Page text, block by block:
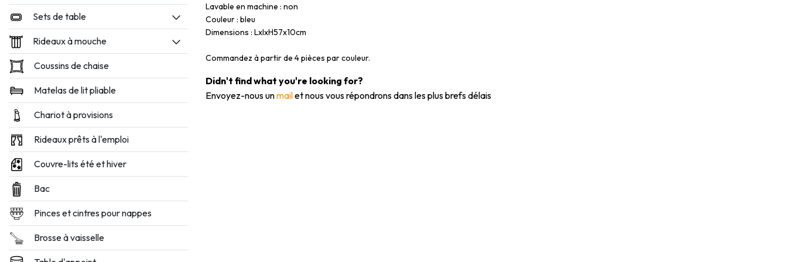
Sets de table
Rideaux à mouche
Coussins de chaise
Matelas de lit pliable
Chariot à provisions
Rideaux prêts à l'emploi
Couvre-lits été et hiver
Bac
Pinces et cintres pour nappes
Brosse à vaisselle
Lavable en machine : non
Couleur : bleu
Dimensions : LxlxH57x10cm
Commandez à partir de 4 pièces par couleur.
Didn't find what you're looking for?
Envoyez-nous unmailet nous vous répondrons dans les plus brefs délais